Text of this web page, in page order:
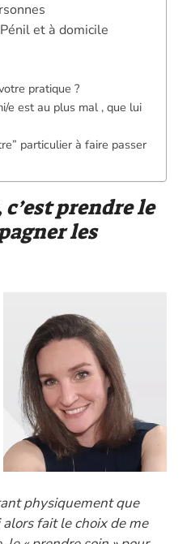
et à domicile
pratique ?
e est au plus mal , que lui
particulier à faire passer
prendre le
les
physiquement que
fait le choix de me